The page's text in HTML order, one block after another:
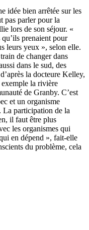
idée bien arrêtée sur les
pas parler pour la
lors de son séjour. «
prenaient pour
leurs yeux », selon elle.
de changer dans
dans le sud, des
la docteure Kelley,
la rivière
de Granby. C’est
et un organisme
La participation de la
il faut être plus
les organismes qui
en dépend », fait-elle
du problème, cela